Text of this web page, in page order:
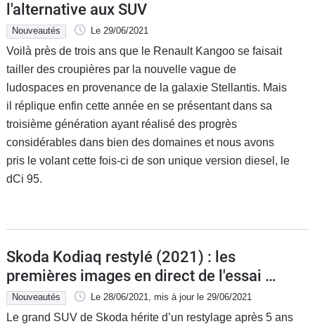
l'alternative aux SUV
Nouveautés Le 29/06/2021
Voilà près de trois ans que le Renault Kangoo se faisait
tailler des croupières par la nouvelle vague de
ludospaces en provenance de la galaxie Stellantis. Mais
il réplique enfin cette année en se présentant dans sa
troisième génération ayant réalisé des progrès
considérables dans bien des domaines et nous avons
pris le volant cette fois-ci de son unique version diesel, le
dCi 95.
Skoda Kodiaq restylé (2021) : les
premières images en direct de l'essai +
impressions de conduite
Nouveautés Le 28/06/2021, mis à jour le 29/06/2021
Le grand SUV de Skoda hérite d’un restylage après 5 ans